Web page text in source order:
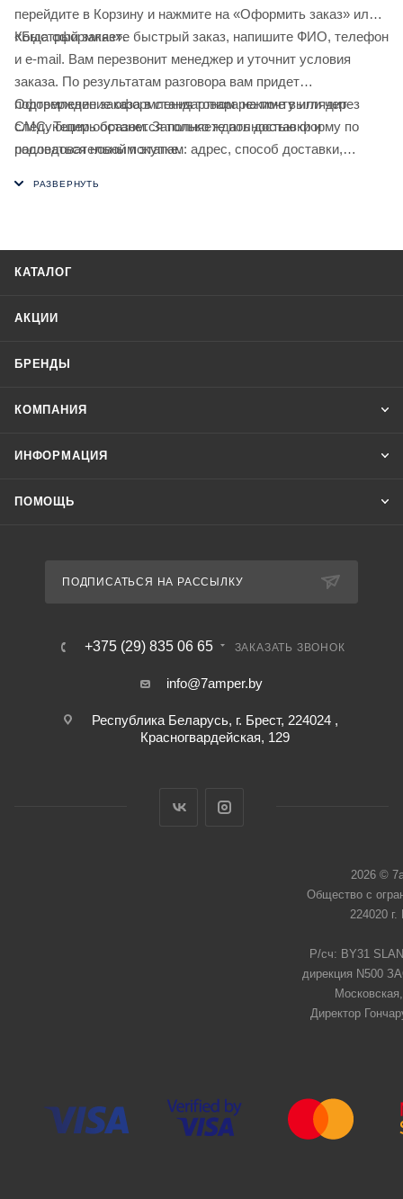
перейдите в Корзину и нажмите на «Оформить заказ» или
«Быстрый заказ».
Когда оформляете быстрый заказ, напишите ФИО, телефон
и e-mail. Вам перезвонит менеджер и уточнит условия
заказа. По результатам разговора вам придет
подтверждение оформления товара на почту или через
СМС. Теперь останется только ждать доставки и
радоваться новой покупке.
Оформление заказа в стандартном режиме выглядит
следующим образом. Заполняете полностью форму по
последовательным этапам: адрес, способ доставки,
КАТАЛОГ
АКЦИИ
БРЕНДЫ
КОМПАНИЯ
ИНФОРМАЦИЯ
ПОМОЩЬ
ПОДПИСАТЬСЯ НА РАССЫЛКУ
+375 (29) 835 06 65 ЗАКАЗАТЬ ЗВОНОК
info@7amper.by
Республика Беларусь, г. Брест, 224024 ,
Красногвардейская, 129
2026 ©
Общество с
224020
Р/сч: BY31
дирекция N500
Директор